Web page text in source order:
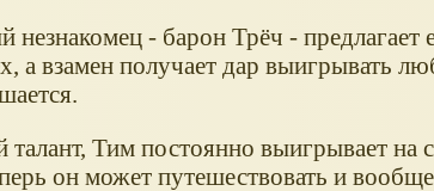
незнакомец - барон Трёч -
а взамен получает дар выигрывать
талант, Тим постоянно выигрывает на
он может путешествовать и